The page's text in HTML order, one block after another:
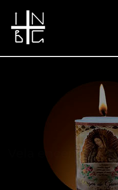
Vela encendida